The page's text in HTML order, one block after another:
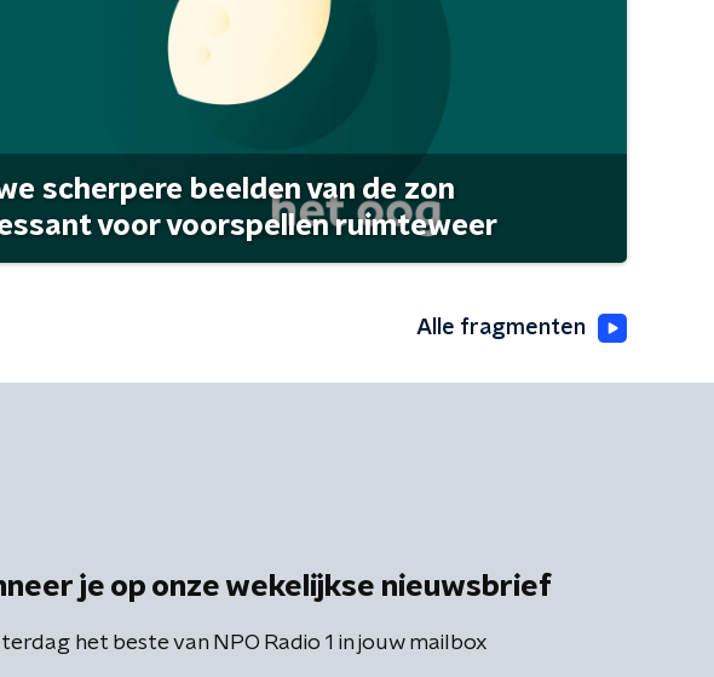
scherpere beelden van de zon
voor voorspellen ruimteweer
Alle fragmenten
je op onze wekelijkse nieuwsbrief
het beste van NPO Radio 1 in jouw mailbox